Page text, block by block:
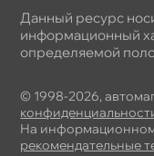
© 1998-2026,
На
рекомендательные
Данный ресурс
информационный
определяемой